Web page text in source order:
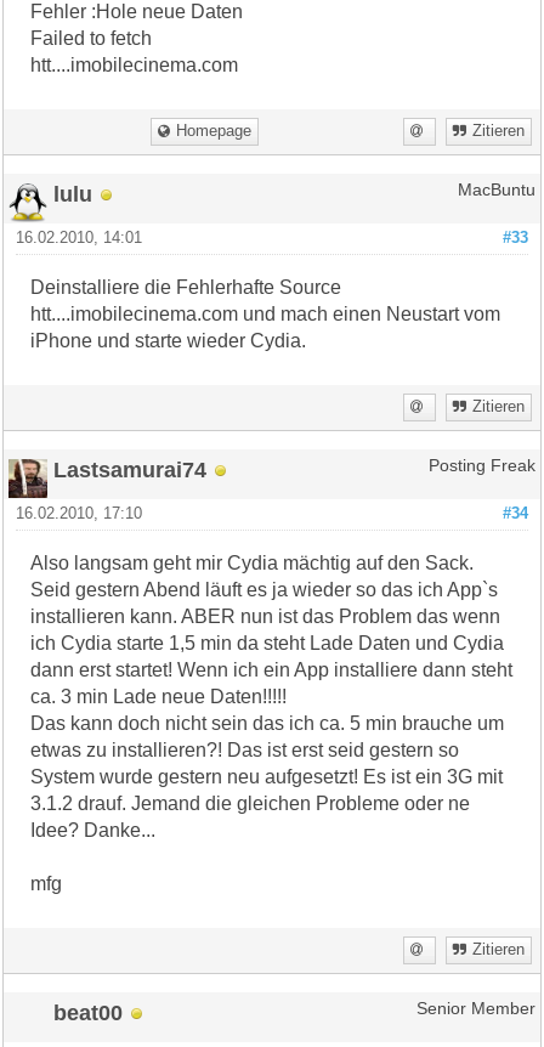
Fehler :Hole neue Daten
Failed to fetch
htt....imobilecinema.com
Homepage Zitieren
lulu MacBuntu
#33
16.02.2010, 14:01
Deinstalliere die Fehlerhafte Source
htt....imobilecinema.com und mach einen Neustart vom
iPhone und starte wieder Cydia.
Zitieren
Lastsamurai74 Posting Freak
#34
16.02.2010, 17:10
Also langsam geht mir Cydia mächtig auf den Sack.
Seid gestern Abend läuft es ja wieder so das ich App`s
installieren kann. ABER nun ist das Problem das wenn
ich Cydia starte 1,5 min da steht Lade Daten und Cydia
dann erst startet! Wenn ich ein App installiere dann steht
ca. 3 min Lade neue Daten!!!!!
Das kann doch nicht sein das ich ca. 5 min brauche um
etwas zu installieren?! Das ist erst seid gestern so
System wurde gestern neu aufgesetzt! Es ist ein 3G mit
3.1.2 drauf. Jemand die gleichen Probleme oder ne
Idee? Danke...
mfg
Zitieren
beat00 Senior Member